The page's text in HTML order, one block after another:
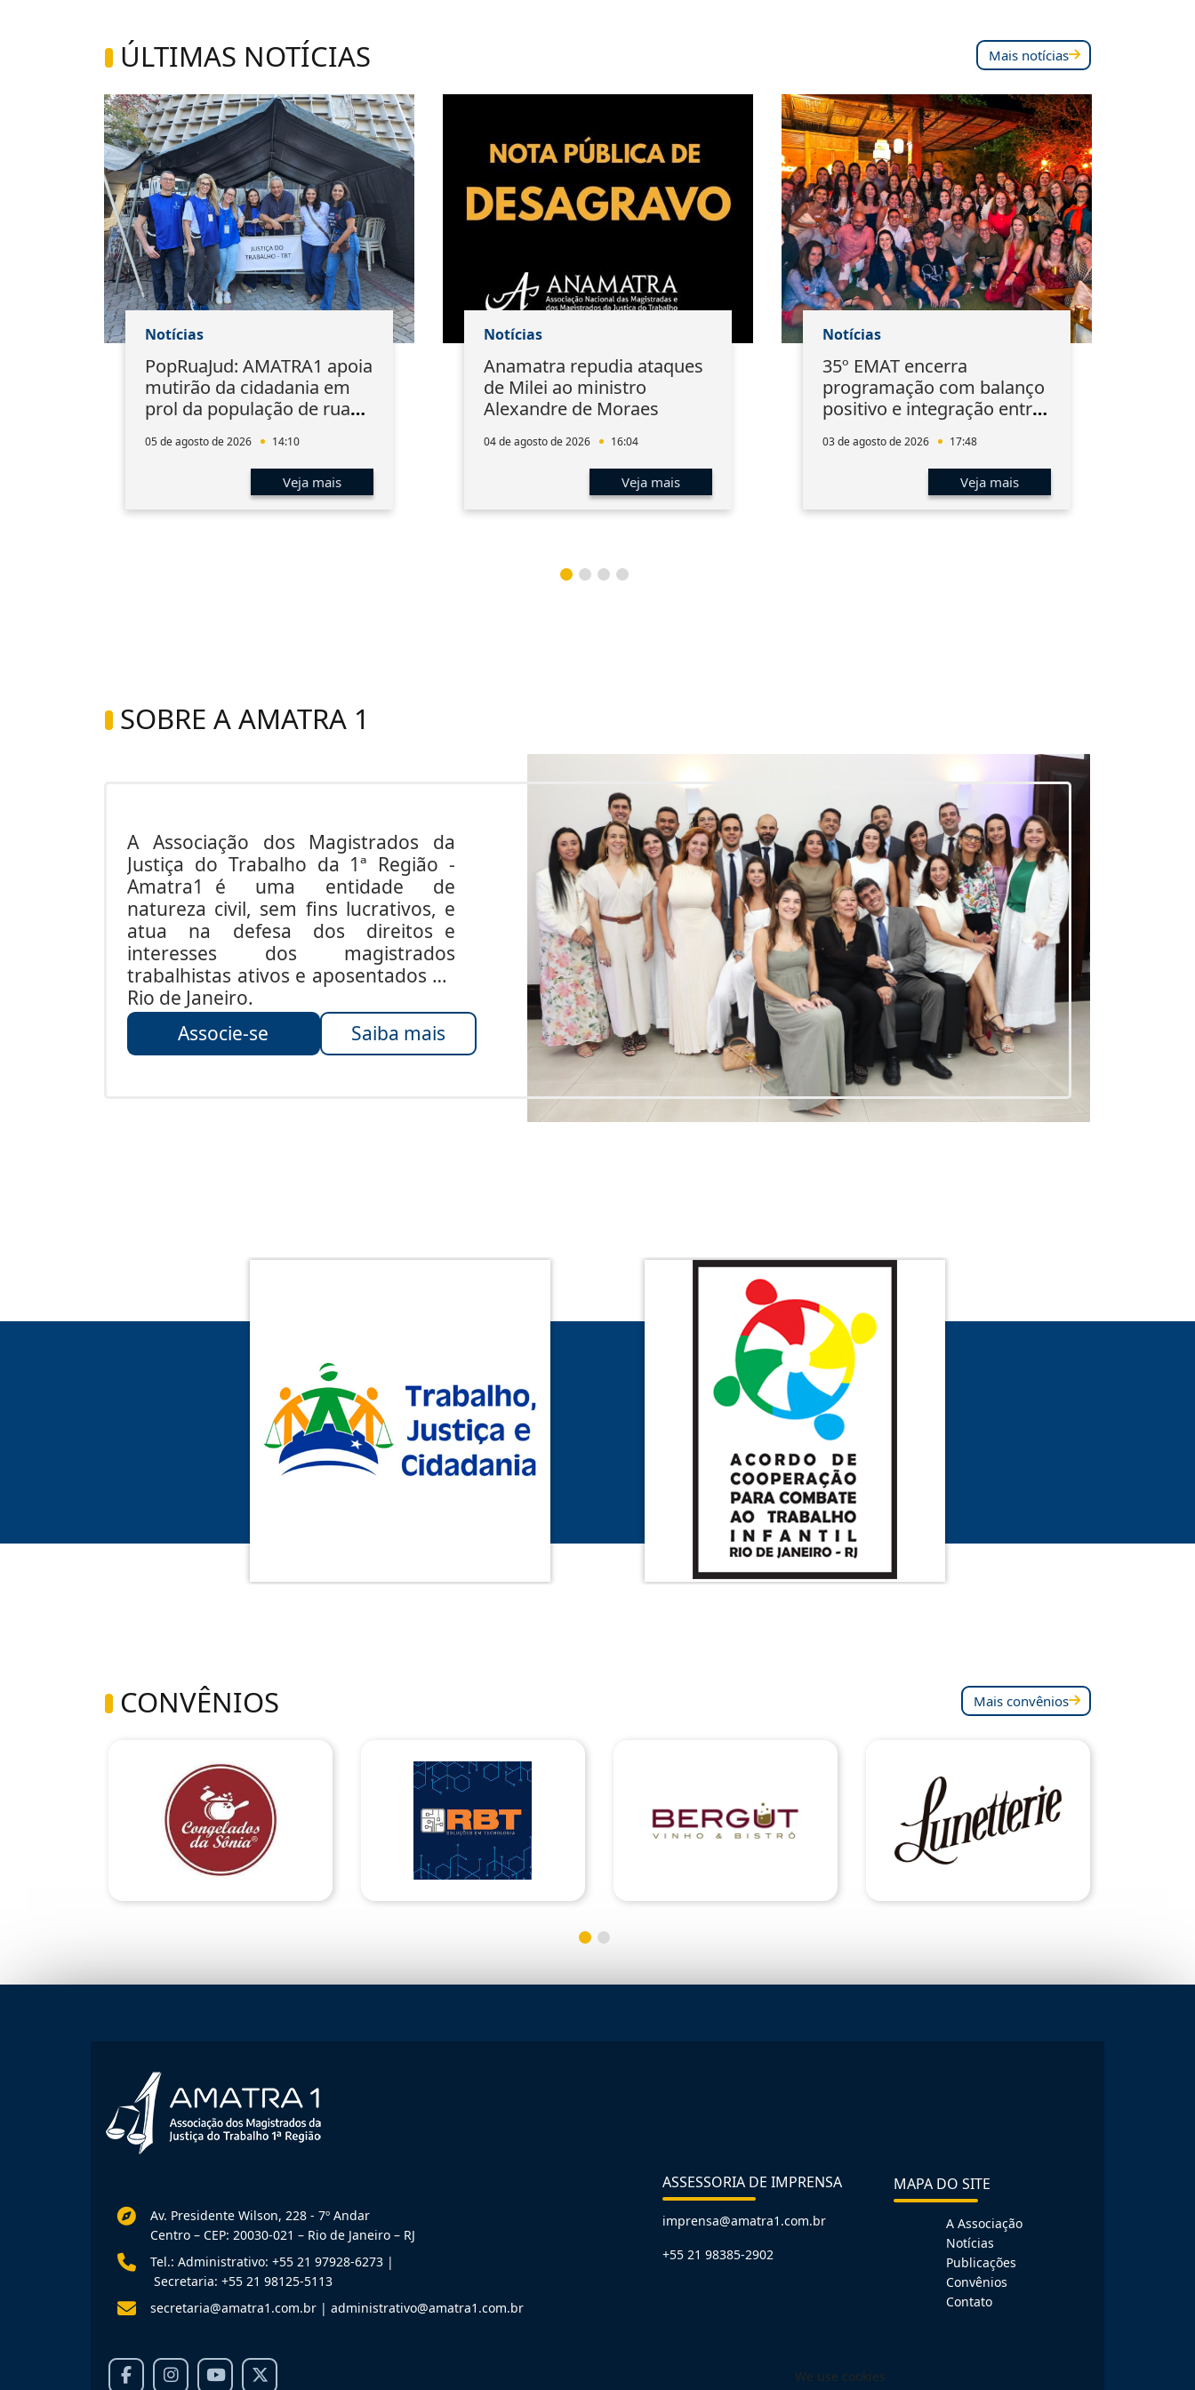
Mais notícias
ÚLTIMAS NOTÍCIAS
Notícias
PopRuaJud: AMATRA1 apoia
mutirão da cidadania em
prol da população de rua
05 de agosto de 2026 14:10
Veja mais
Notícias
Anamatra repudia ataques
de Milei ao ministro
Alexandre de Moraes
04 de agosto de 2026 16:04
Veja mais
Notícias
35º EMAT encerra
programação com balanço
positivo e integração entre
03 de agosto de 2026 17:48
Veja mais
SOBRE A AMATRA 1
A Associação dos Magistrados da
Justiça do Trabalho da 1ª Região -
Amatra1 é uma entidade de
natureza civil, sem fins lucrativos, e
atua na defesa dos direitos e
interesses dos magistrados
trabalhistas ativos e aposentados do
Rio de Janeiro.
Associe-se
Saiba mais
CONVÊNIOS Mais convênios
Av. Presidente Wilson, 228 - 7º Andar
Centro – CEP: 20030-021 – Rio de Janeiro – RJ
Tel.: Administrativo: +55 21 97928-6273 |
Secretaria: +55 21 98125-5113
secretaria@amatra1.com.br | administrativo@amatra1.com.br
ASSESSORIA DE IMPRENSA
imprensa@amatra1.com.br
+55 21 98385-2902
MAPA DO SITE
A Associação
Notícias
Publicações
Convênios
Contato
We use cookies